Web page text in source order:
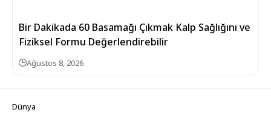
Bir Dakikada 60 Basamağı Çıkmak Kalp Sağlığını ve
Fiziksel Formu Değerlendirebilir
Ağustos 8, 2026
Dünya